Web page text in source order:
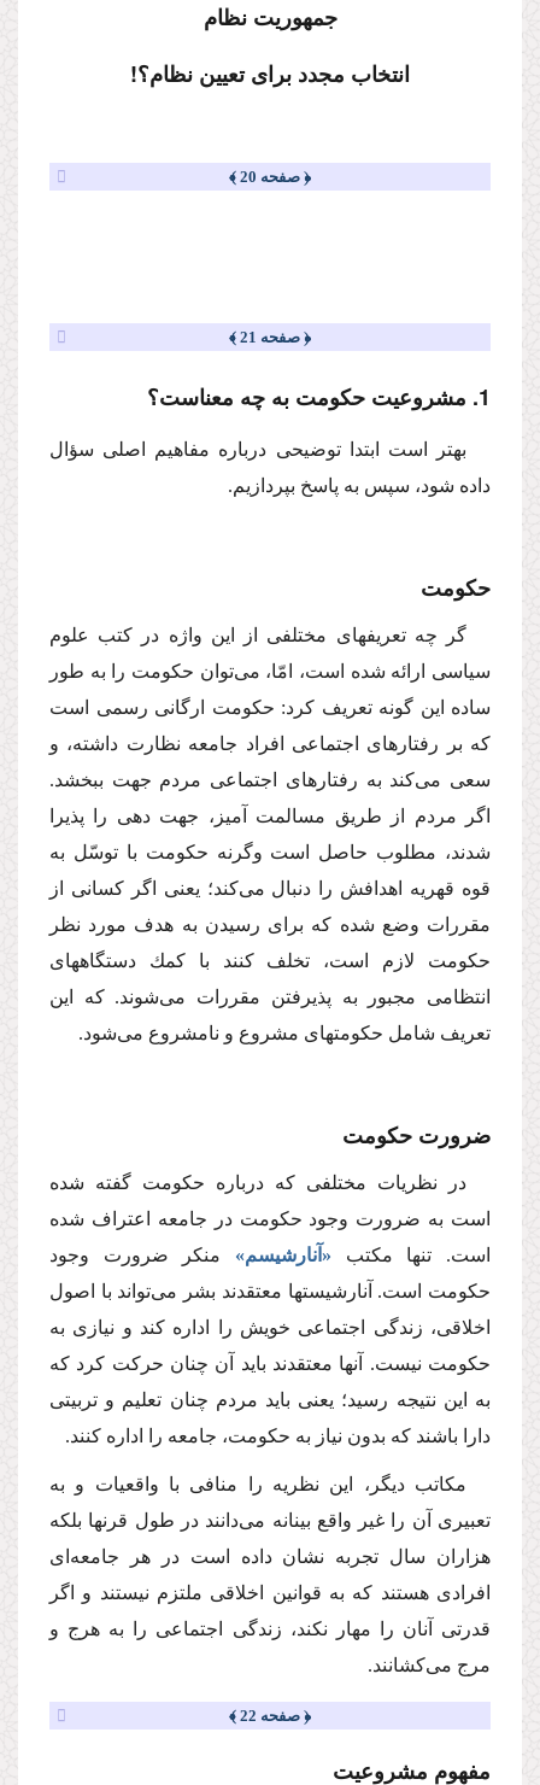
جمهوریت نظام
انتخاب مجدد براى تعیین نظام؟!
﴿ صفحه 20 ﴾
﴿ صفحه 21 ﴾
1. مشروعیت حكومت به چه معناست؟
بهتر است ابتدا توضیحى درباره مفاهیم اصلى سؤال
داده شود، سپس به پاسخ بپردازیم.
حكومت
گر چه تعریفهاى مختلفى از این واژه در كتب علوم
سیاسى ارائه شده است، امّا، مى‌توان حكومت را به طور
ساده این گونه تعریف كرد: حكومت ارگانى رسمى است
كه بر رفتارهاى اجتماعى افراد جامعه نظارت داشته، و
سعى مى‌كند به رفتارهاى اجتماعى مردم جهت ببخشد.
اگر مردم از طریق مسالمت آمیز، جهت دهى را پذیرا
شدند، مطلوب حاصل است وگرنه حكومت با توسّل به
قوه قهریه اهدافش را دنبال مى‌كند؛ یعنى اگر كسانى از
مقررات وضع شده كه براى رسیدن به هدف مورد نظر
حكومت لازم است، تخلف كنند با كمك دستگاههاى
انتظامى مجبور به پذیرفتن مقررات مى‌شوند. كه این
تعریف شامل حكومتهاى مشروع و نامشروع مى‌شود.
ضرورت حكومت
در نظریات مختلفى كه درباره حكومت گفته شده
است به ضرورت وجود حكومت در جامعه اعتراف شده
است. تنها مكتب «آنارشیسم» منكر ضرورت وجود
حكومت است. آنارشیستها معتقدند بشر مى‌تواند با اصول
اخلاقى، زندگى اجتماعى خویش را اداره كند و نیازى به
حكومت نیست. آنها معتقدند باید آن چنان حركت كرد كه
به این نتیجه رسید؛ یعنى باید مردم چنان تعلیم و تربیتى
دارا باشند كه بدون نیاز به حكومت، جامعه را اداره كنند.
مكاتب دیگر، این نظریه را منافى با واقعیات و به
تعبیرى آن را غیر واقع بینانه مى‌دانند در طول قرنها بلكه
هزاران سال تجربه نشان داده است در هر جامعه‌اى
افرادى هستند كه به قوانین اخلاقى ملتزم نیستند و اگر
قدرتى آنان را مهار نكند، زندگى اجتماعى را به هرج و
مرج مى‌كشانند.
﴿ صفحه 22 ﴾
مفهوم مشروعیت